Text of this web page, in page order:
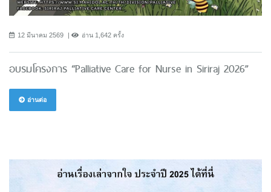
12 มีนาคม 2569 อ่าน 1,642 ครั้ง
อบรมโครงการ “Palliative Care for Nurse in Siriraj 2026”
อ่านต่อ